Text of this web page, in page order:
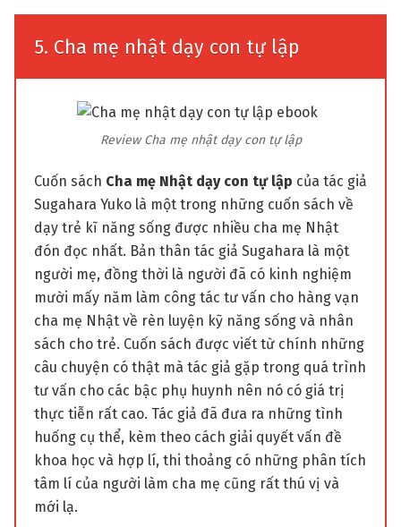
5. Cha mẹ nhật dạy con tự lập
Review Cha mẹ nhật dạy con tự lập
Cuốn sách Cha mẹ Nhật dạy con tự lập của tác giả
Sugahara Yuko là một trong những cuốn sách về
dạy trẻ kĩ năng sống được nhiều cha mẹ Nhật
đón đọc nhất. Bản thân tác giả Sugahara là một
người mẹ, đồng thời là người đã có kinh nghiệm
mười mấy năm làm công tác tư vấn cho hàng vạn
cha mẹ Nhật về rèn luyện kỹ năng sống và nhân
sách cho trẻ. Cuốn sách được viết từ chính những
câu chuyện có thật mà tác giả gặp trong quá trình
tư vấn cho các bậc phụ huynh nên nó có giá trị
thực tiễn rất cao. Tác giả đã đưa ra những tình
huống cụ thể, kèm theo cách giải quyết vấn đề
khoa học và hợp lí, thi thoảng có những phân tích
tâm lí của người làm cha mẹ cũng rất thú vị và
mới lạ.